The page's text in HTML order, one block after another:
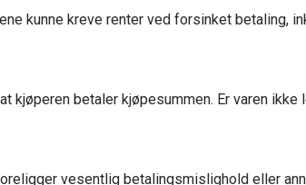
kunne kreve renter ved forsinket betaling,
kjøperen betaler kjøpesummen. Er varen
vesentlig betalingsmislighold eller